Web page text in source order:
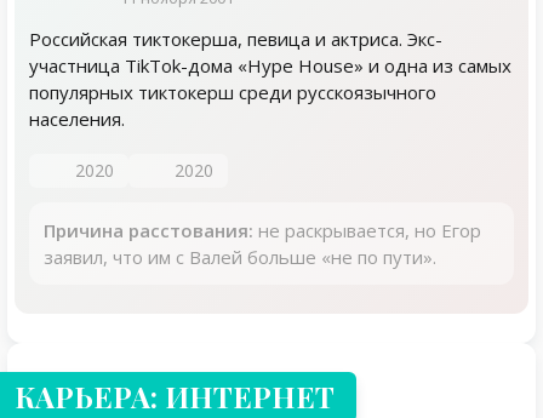
Российская тиктокерша, певица и актриса. Экс-
участница TikTok-дома «Hype House» и одна из самых
популярных тиктокерш среди русскоязычного
населения.
2020 2020
Причина расстования: не раскрывается, но Егор
заявил, что им с Валей больше «не по пути».
КАРЬЕРА: ИНТЕРНЕТ